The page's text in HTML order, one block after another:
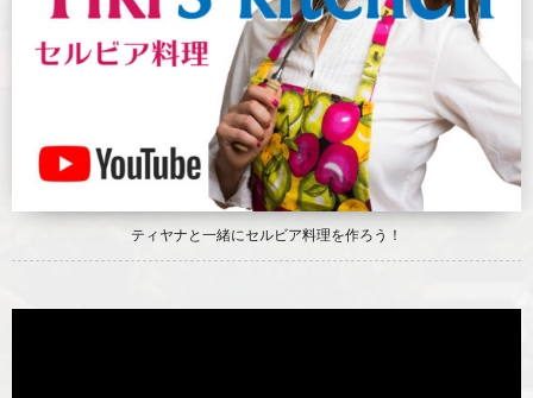
ティヤナと一緒にセルビア料理を作ろう！